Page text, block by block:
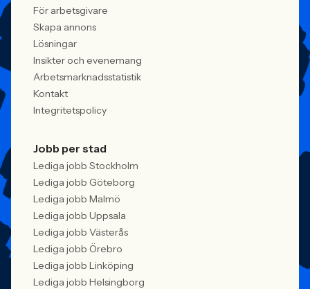
att alla är välkomna. Arbetsgivare
behöver kunna visa vad det betyder i
praktiken.
För arbetsgivare
Skapa annons
Lösningar
Insikter och evenemang
Arbetsmarknadsstatistik
Kontakt
Integritetspolicy
Jobb per stad
Lediga jobb Stockholm
Lediga jobb Göteborg
Lediga jobb Malmö
Lediga jobb Uppsala
Lediga jobb Västerås
Lediga jobb Örebro
Lediga jobb Linköping
Lediga jobb Helsingborg